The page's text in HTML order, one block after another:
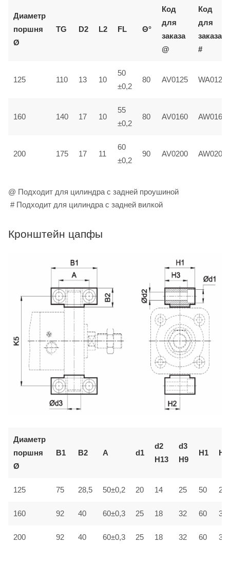
Диаметр
поршня
Ø
TG D2 L2 FL Θ°
Код
для
заказа
@
Код
для
заказа
#
125 110 13 10
50
±0,2
80 AV0125 WA0125
160 140 17 10
55
±0,2
80 AV0160 AW0160
200 175 17 11
60
±0,2
90 AV0200 AW0200
@ Подходит для цилиндра с задней проушиной
# Подходит для цилиндра с задней вилкой
Кронштейн цапфы
Диаметр
поршня
Ø
B1 B2 A d1
d2
H13
d3
H9
H1 H2
125 75 28,5 50±0,2 20 14 25 50
160 92 40 60±0,3 25 18 32 60
200 92 40 60±0,3 25 18 32 60